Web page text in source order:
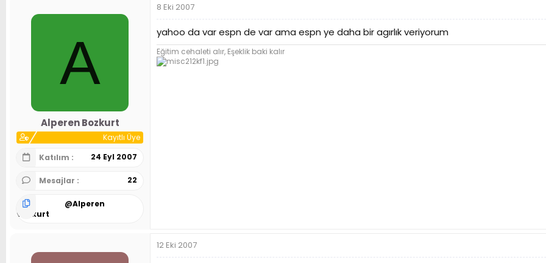
A
Alperen Bozkurt
Kayıtlı Üye
Katılım
24 Eyl 2007
Mesajlar 22
@Alperen
Bozkurt
8 Eki 2007
yahoo da var espn de var ama espn ye daha bir agırlık veriyorum
Eğitim cehaleti alır, Eşeklik baki kalır
12 Eki 2007